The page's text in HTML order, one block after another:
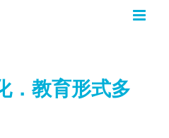
．教育形式多